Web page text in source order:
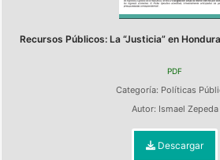
Recursos Públicos: La “Justicia” en
PDF
Categoría: Políticas
Autor: Ismael Zepeda
Descargar